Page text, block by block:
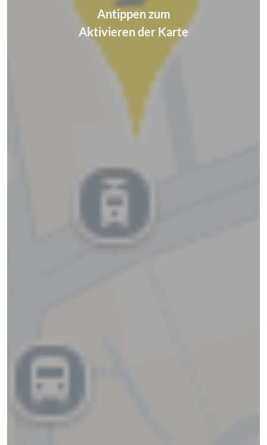
Antippen zum
Aktivieren der Karte